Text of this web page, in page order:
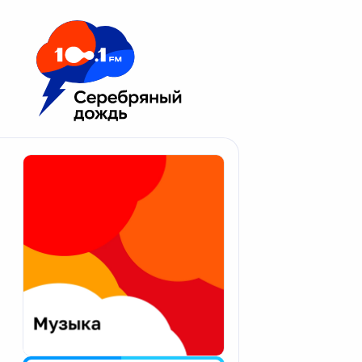
Москва 100.1 FM
Апатиты
Екатеринбург
Калининград
Калуга